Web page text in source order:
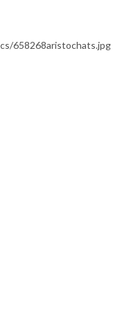
658268aristochats.jpg